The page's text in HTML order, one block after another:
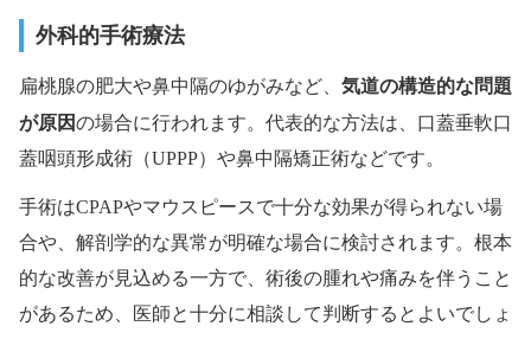
外科的手術療法
扁桃腺の肥大や鼻中隔のゆがみなど、 気道の構造的な問題
が原因の場合に行われます。代表的な方法は、口蓋垂軟口
蓋咽頭形成術（UPPP）や鼻中隔矯正術などです。
手術はCPAPやマウスピースで十分な効果が得られない場
合や、解剖学的な異常が明確な場合に検討されます。根本
的な改善が見込める一方で、術後の腫れや痛みを伴うこと
があるため、医師と十分に相談して判断するとよいでしょ